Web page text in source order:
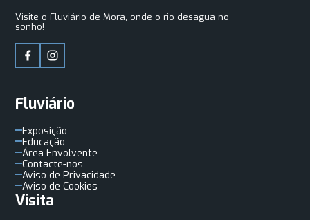
Visite o Fluviário de Mora, onde o rio desagua no
sonho!
Fluviário
Exposição
Educação
Área Envolvente
Contacte-nos
Aviso de Privacidade
Aviso de Cookies
Visita